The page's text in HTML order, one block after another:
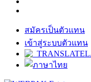
สมัครเป็นตัวแทน
เข้าสู่ระบบตัวแทน